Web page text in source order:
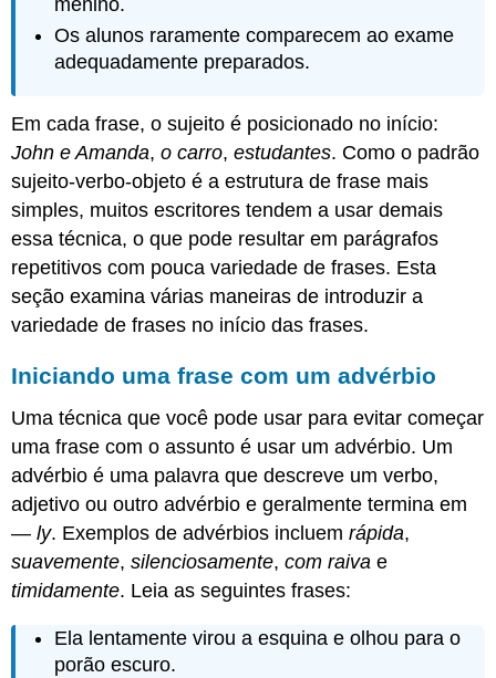
Os alunos raramente comparecem ao exame
adequadamente preparados.
Em cada frase, o sujeito é posicionado no início:
John e Amanda,o carro,estudantes. Como o padrão
sujeito-verbo-objeto é a estrutura de frase mais
simples, muitos escritores tendem a usar demais
essa técnica, o que pode resultar em parágrafos
repetitivos com pouca variedade de frases. Esta
seção examina várias maneiras de introduzir a
variedade de frases no início das frases.
Iniciando uma frase com um advérbio
Uma técnica que você pode usar para evitar começar
uma frase com o assunto é usar um advérbio. Um
advérbio é uma palavra que descreve um verbo,
adjetivo ou outro advérbio e geralmente termina em
—ly. Exemplos de advérbios incluemrápida,
suavemente,silenciosamente,com raiva e
timidamente. Leia as seguintes frases:
Ela lentamente virou a esquina e olhou para o
porão escuro.